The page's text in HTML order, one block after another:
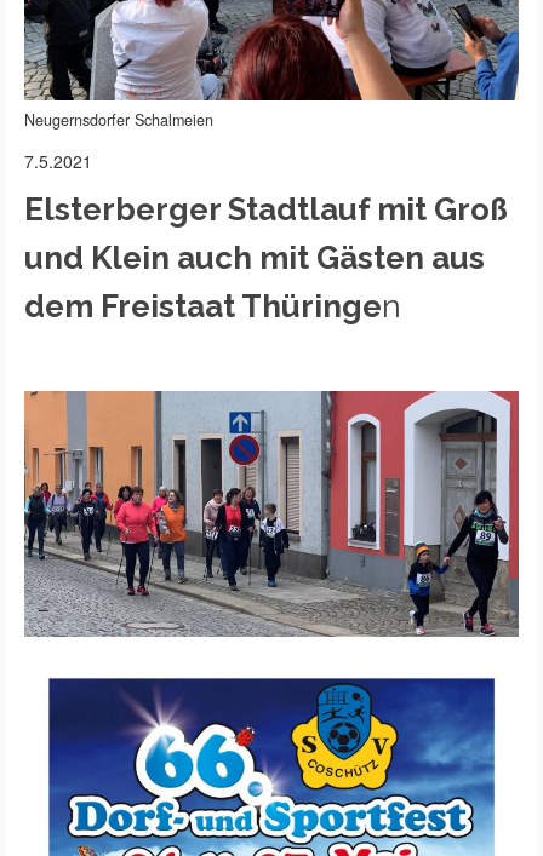
Neugernsdorfer Schalmeien
7.5.2021
Elsterberger Stadtlauf mit Groß
und Klein auch mit Gästen aus
dem Freistaat Thüringen